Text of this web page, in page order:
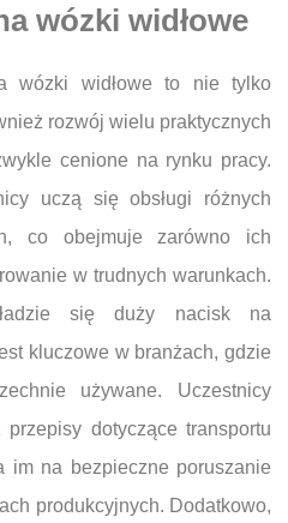
wózki widłowe
wózki widłowe to nie tylko
rozwój wielu praktycznych
cenione na rynku pracy.
uczą się obsługi różnych
co obejmuje zarówno ich
w trudnych warunkach.
się duży nacisk na
kluczowe w branżach, gdzie
używane. Uczestnicy
dotyczące transportu
im na bezpieczne poruszanie
produkcyjnych. Dodatkowo,